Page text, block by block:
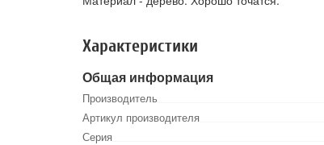
Характеристики
Общая информация
Производитель
Артикул производителя
Серия